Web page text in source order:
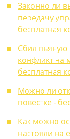
Законно ли
передачу
бесплатная
Сбил пьяную
конфликт на
бесплатная
Можно ли
повестке -
Как можно
настояли на